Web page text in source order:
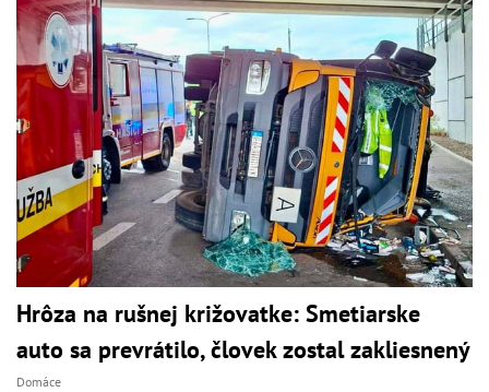
Hrôza na rušnej križovatke: Smetiarske
auto sa prevrátilo, človek zostal zakliesnený
Domáce